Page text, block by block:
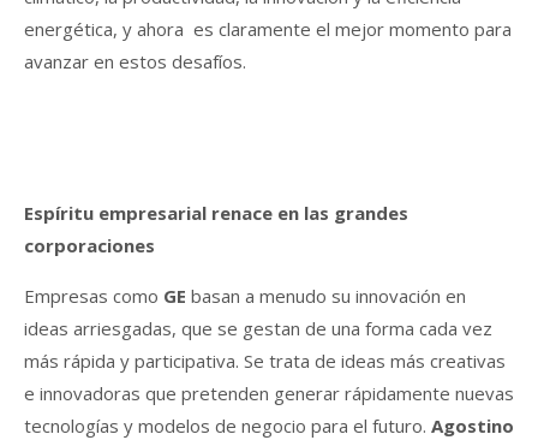
energética, y ahora es claramente el mejor momento para
avanzar en estos desafíos.
Espíritu empresarial renace en las grandes
corporaciones
Empresas como GE basan a menudo su innovación en
ideas arriesgadas, que se gestan de una forma cada vez
más rápida y participativa. Se trata de ideas más creativas
e innovadoras que pretenden generar rápidamente nuevas
tecnologías y modelos de negocio para el futuro. Agostino